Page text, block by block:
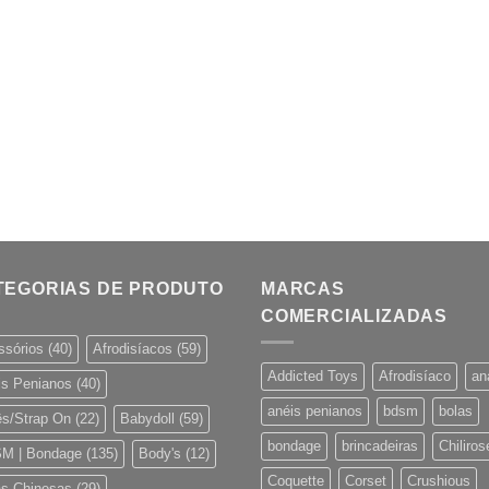
DE PRODUTO
(40) Afrodisíacos (59)
Penianos (40)
Strap On (22) Babydoll (59)
| Bondage (135) Body's (12)
MARCAS
COMERCIALIZADAS
Addicted Toys Afrodisíaco
anéis penianos bdsm bolas
bondage brincadeiras
Coquette Corset Crushious